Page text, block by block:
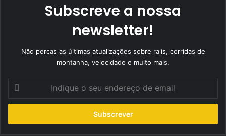
Subscreve a nossa
newsletter!
Não percas as últimas atualizações sobre ralis, corridas de
montanha, velocidade e muito mais.
seu
de